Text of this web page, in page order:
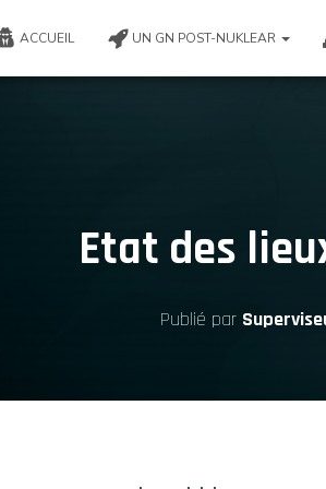
ACCUEIL UN GN POST-NUKLEAR
Etat des
Publié par